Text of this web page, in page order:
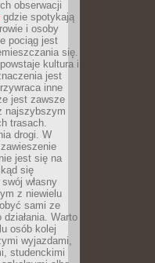
obserwacji
gdzie spotykają
i osoby
pociąg jest
się.
kultura i
jest
inne
jest zawsze
najszybszym
trasach.
drogi. W
jest się na
się
własny
z niewielu
sami ze
Warto
osób kolej
wyjazdami,
studenckimi